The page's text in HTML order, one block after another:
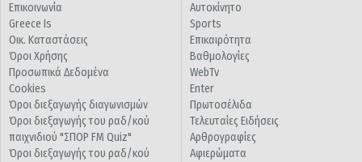
Επικοινωνία
Greece Is
Οικ. Καταστάσεις
Όροι Χρήσης
Προσωπικά Δεδομένα
Cookies
Όροι διεξαγωγής διαγωνισμών
Όροι διεξαγωγής του ραδ/κού
παιχνιδιού "ΣΠΟΡ FM Quiz"
Όροι διεξαγωγής του ραδ/κού
Αυτοκίνητο
Sports
Επικαιρότητα
Βαθμολογίες
WebTv
Enter
Πρωτοσέλιδα
Τελευταίες Ειδήσεις
Αρθρογραφίες
Αφιερώματα